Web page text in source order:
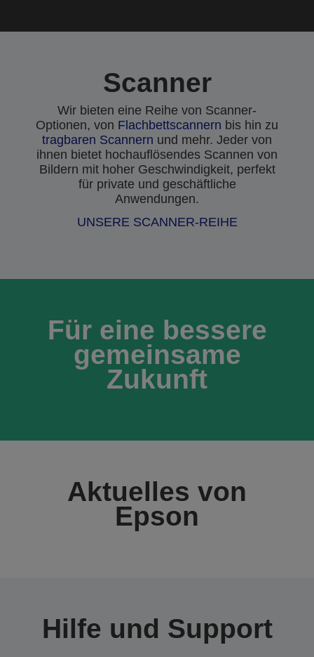
Scanner
Wir bieten eine Reihe von Scanner-
Optionen, von Flachbettscannern bis hin zu
tragbaren Scannern und mehr. Jeder von
ihnen bietet hochauflösendes Scannen von
Bildern mit hoher Geschwindigkeit, perfekt
für private und geschäftliche
Anwendungen.
UNSERE SCANNER-REIHE
Für eine bessere
gemeinsame
Zukunft
Aktuelles von
Epson
Hilfe und Support